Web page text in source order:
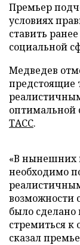
Премьер
условиях
ставить
социальной
Медведев
предстоящие
оптимальной
ТАСС.
«В нынешних
необходимо
возможности
было сделано
стремиться к
сказал